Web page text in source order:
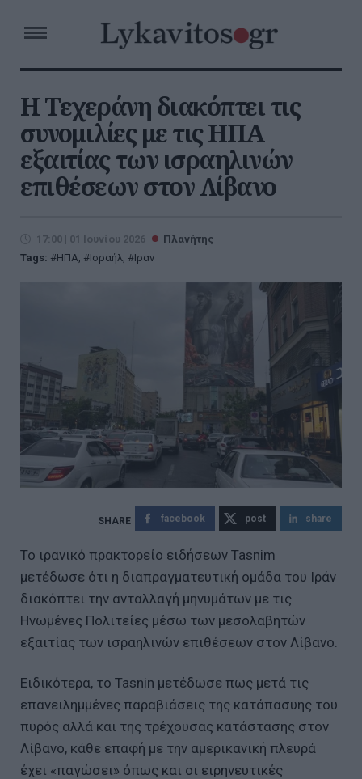
Η Τεχεράνη διακόπτει τις
συνομιλίες με τις ΗΠΑ
εξαιτίας των ισραηλινών
επιθέσεων στον Λίβανο
17:00 | 01 Ιουνίου 2026
Πλανήτης
Tags:
ΗΠΑ, Ισραήλ, Ιραν
facebook post share
Το ιρανικό πρακτορείο ειδήσεων Tasnim
μετέδωσε ότι η διαπραγματευτική ομάδα του Ιράν
διακόπτει την ανταλλαγή μηνυμάτων με τις
Ηνωμένες Πολιτείες μέσω των μεσολαβητών
εξαιτίας των ισραηλινών επιθέσεων στον Λίβανο.
Ειδικότερα, το Tasnin μετέδωσε πως μετά τις
επανειλημμένες παραβιάσεις της κατάπασυης του
πυρός αλλά και της τρέχουσας κατάστασης στον
Λίβανο, κάθε επαφή με την αμερικανική πλευρά
έχει «παγώσει» όπως και οι ειρηνευτικές